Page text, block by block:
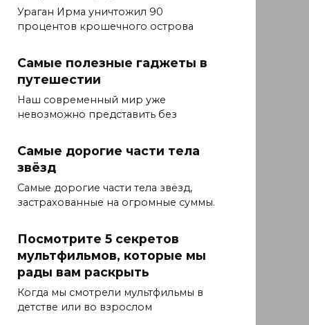
Ураган Ирма уничтожил 90
процентов крошечного острова
Самые полезные гаджеты в
путешестии
Наш современный мир уже
невозможно представить без
Самые дорогие части тела
звёзд
Самые дорогие части тела звёзд,
застрахованные на огромные суммы.
Посмотрите 5 секретов
мультфильмов, которые мы
рады вам раскрыть
Когда мы смотрели мультфильмы в
детстве или во взрослом